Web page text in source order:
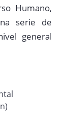
Humano,
serie de
general